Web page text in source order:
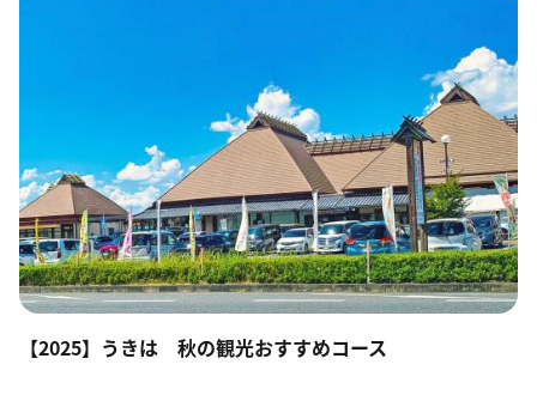
【2025】うきは 秋の観光おすすめコース